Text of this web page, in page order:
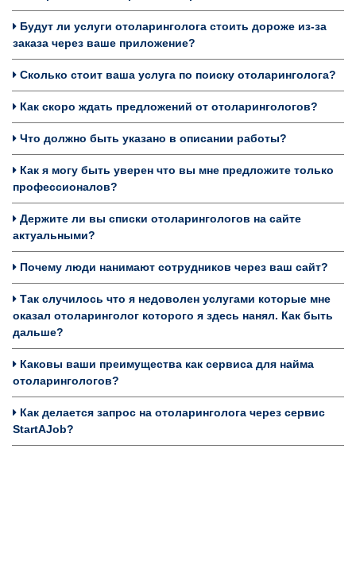
Будут ли услуги отоларинголога стоить дороже из-за
заказа через ваше приложение?
Сколько стоит ваша услуга по поиску отоларинголога?
Как скоро ждать предложений от отоларингологов?
Что должно быть указано в описании работы?
Как я могу быть уверен что вы мне предложите только
профессионалов?
Держите ли вы списки отоларингологов на сайте
актуальными?
Почему люди нанимают сотрудников через ваш сайт?
Так случилось что я недоволен услугами которые мне
оказал отоларинголог которого я здесь нанял. Как быть
дальше?
Каковы ваши преимущества как сервиса для найма
отоларингологов?
Как делается запрос на отоларинголога через сервис
StartAJob?